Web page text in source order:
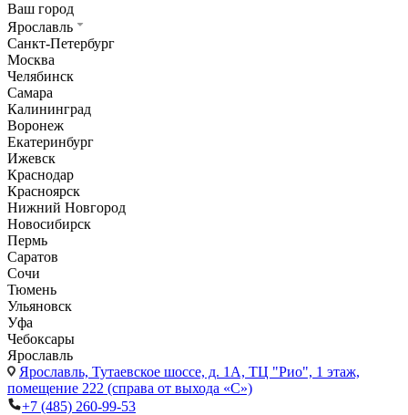
Ваш город
Ярославль
Санкт-Петербург
Москва
Челябинск
Самара
Калининград
Воронеж
Екатеринбург
Ижевск
Краснодар
Красноярск
Нижний Новгород
Новосибирск
Пермь
Саратов
Сочи
Тюмень
Ульяновск
Уфа
Чебоксары
Ярославль
Ярославль, Тутаевское шоссе, д. 1А, ТЦ "Рио", 1 этаж,
помещение 222 (справа от выхода «С»)
+7 (485) 260-99-53